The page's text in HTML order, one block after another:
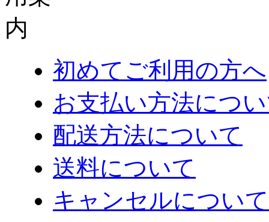
初めてご利用の方へ
お支払い方法につ
配送方法について
送料について
キャンセルについて